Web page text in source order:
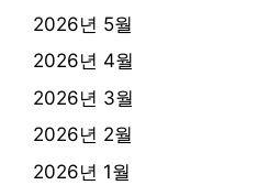
2026년 5월
2026년 4월
2026년 3월
2026년 2월
2026년 1월